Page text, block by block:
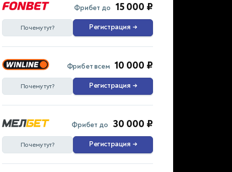
Фрибет до 15 000 ₽
Почему тут? Регистрация →
Фрибет всем 10 000 ₽
Почему тут? Регистрация →
Фрибет до 30 000 ₽
Почему тут? Регистрация →